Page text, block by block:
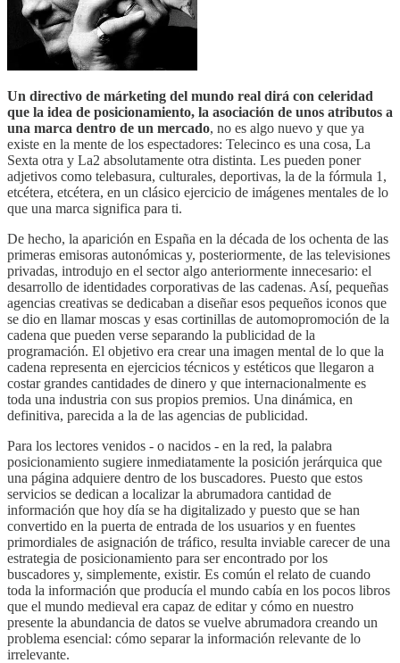
Un directivo de márketing del mundo real dirá con celeridad
que la idea de posicionamiento, la asociación de unos atributos a
una marca dentro de un mercado, no es algo nuevo y que ya
existe en la mente de los espectadores: Telecinco es una cosa, La
Sexta otra y La2 absolutamente otra distinta. Les pueden poner
adjetivos como telebasura, culturales, deportivas, la de la fórmula 1,
etcétera, etcétera, en un clásico ejercicio de imágenes mentales de lo
que una marca significa para ti.
De hecho, la aparición en España en la década de los ochenta de las
primeras emisoras autonómicas y, posteriormente, de las televisiones
privadas, introdujo en el sector algo anteriormente innecesario: el
desarrollo de identidades corporativas de las cadenas. Así, pequeñas
agencias creativas se dedicaban a diseñar esos pequeños iconos que
se dio en llamar moscas y esas cortinillas de automopromoción de la
cadena que pueden verse separando la publicidad de la
programación. El objetivo era crear una imagen mental de lo que la
cadena representa en ejercicios técnicos y estéticos que llegaron a
costar grandes cantidades de dinero y que internacionalmente es
toda una industria con sus propios premios. Una dinámica, en
definitiva, parecida a la de las agencias de publicidad.
Para los lectores venidos - o nacidos - en la red, la palabra
posicionamiento sugiere inmediatamente la posición jerárquica que
una página adquiere dentro de los buscadores. Puesto que estos
servicios se dedican a localizar la abrumadora cantidad de
información que hoy día se ha digitalizado y puesto que se han
convertido en la puerta de entrada de los usuarios y en fuentes
primordiales de asignación de tráfico, resulta inviable carecer de una
estrategia de posicionamiento para ser encontrado por los
buscadores y, simplemente, existir. Es común el relato de cuando
toda la información que producía el mundo cabía en los pocos libros
que el mundo medieval era capaz de editar y cómo en nuestro
presente la abundancia de datos se vuelve abrumadora creando un
problema esencial: cómo separar la información relevante de lo
irrelevante.